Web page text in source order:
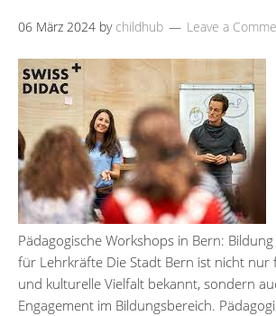
06 März 2024 by childhub Leave a
Pädagogische Workshops in Bern:
für Lehrkräfte Die Stadt Bern ist nicht nur
und kulturelle Vielfalt bekannt, sondern
Engagement im Bildungsbereich.